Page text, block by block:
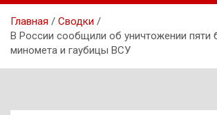
Главная
Сводки
В России сообщили об уничтожении пяти
миномета и гаубицы ВСУ